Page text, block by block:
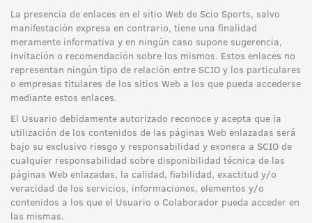
La presencia de enlaces en el sitio Web de Scio Sports, salvo
manifestación expresa en contrario, tiene una finalidad
meramente informativa y en ningún caso supone sugerencia,
invitación o recomendación sobre los mismos. Estos enlaces no
representan ningún tipo de relación entre SCIO y los particulares
o empresas titulares de los sitios Web a los que pueda accederse
mediante estos enlaces.
El Usuario debidamente autorizado reconoce y acepta que la
utilización de los contenidos de las páginas Web enlazadas será
bajo su exclusivo riesgo y responsabilidad y exonera a SCIO de
cualquier responsabilidad sobre disponibilidad técnica de las
páginas Web enlazadas, la calidad, fiabilidad, exactitud y/o
veracidad de los servicios, informaciones, elementos y/o
contenidos a los que el Usuario o Colaborador pueda acceder en
las mismas.